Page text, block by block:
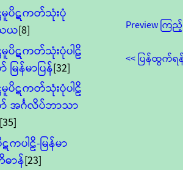
မူပိဋကတ်သုံးပုံ
ယ[8]
မူပိဋကတ်သုံးပုံပါဠိ
မြန်မာပြန်[32]
မူပိဋကတ်သုံးပုံပါဠိ
အင်္ဂလိပ်ဘာသာ
[35]
ကပါဠိ-မြန်မာ
ာန်[23]
Preview ကြ
<< ပြန်ထွက်ရ